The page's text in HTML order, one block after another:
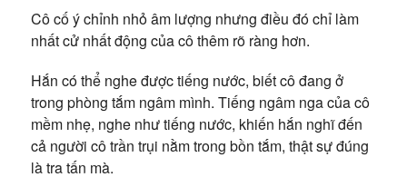
Cô cố ý chỉnh nhỏ âm lượng nhưng điều đó chỉ làm
nhất cử nhất động của cô thêm rõ ràng hơn.
Hắn có thể nghe được tiếng nước, biết cô đang ở
trong phòng tắm ngâm mình. Tiếng ngâm nga của cô
mềm nhẹ, nghe như tiếng nước, khiến hắn nghĩ đến
cả người cô trần trụi nằm trong bồn tắm, thật sự đúng
là tra tấn mà.